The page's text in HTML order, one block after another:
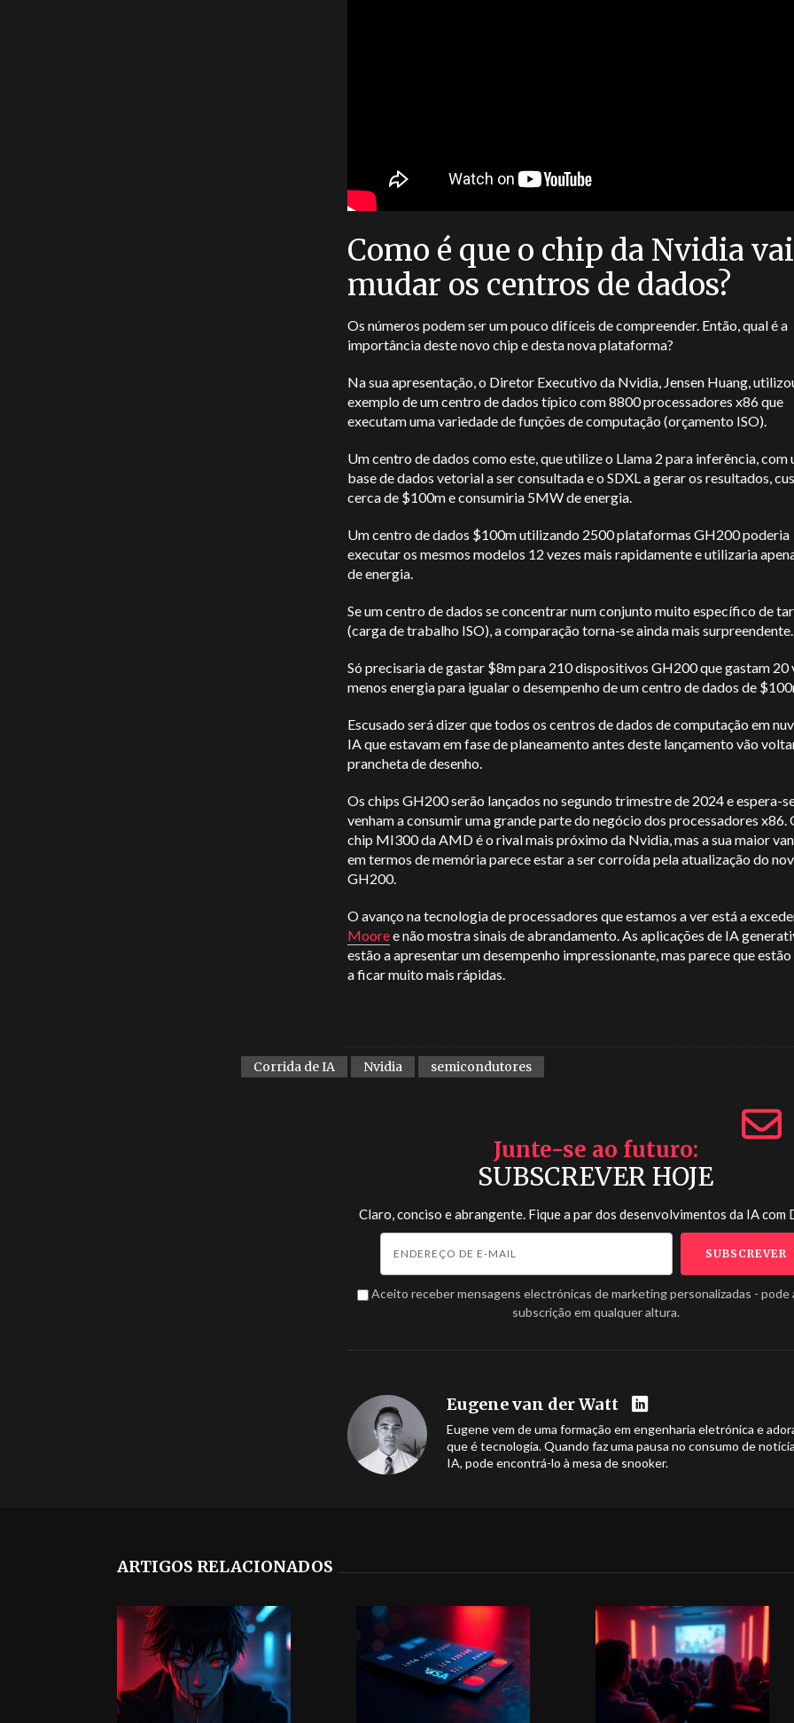
Como é que o chip da Nvidia vai
mudar os centros de dados?
Os números podem ser um pouco difíceis de compreender. Então, qual é a
importância deste novo chip e desta nova plataforma?
Na sua apresentação, o Diretor Executivo da Nvidia, Jensen Huang,
exemplo de um centro de dados típico com 8800 processadores x86 que
executam uma variedade de funções de computação (orçamento ISO).
Um centro de dados como este, que utilize o Llama 2 para inferência, com
base de dados vetorial a ser consultada e o SDXL a gerar os resultados,
cerca de $100m e consumiria 5MW de energia.
Um centro de dados $100m utilizando 2500 plataformas GH200 poderia
executar os mesmos modelos 12 vezes mais rapidamente e utilizaria
de energia.
Se um centro de dados se concentrar num conjunto muito específico de
(carga de trabalho ISO), a comparação torna-se ainda mais
Só precisaria de gastar $8m para 210 dispositivos GH200 que gastam 20
menos energia para igualar o desempenho de um centro de dados de
Escusado será dizer que todos os centros de dados de computação em
IA que estavam em fase de planeamento antes deste lançamento vão
prancheta de desenho.
Os chips GH200 serão lançados no segundo trimestre de 2024 e espera-
venham a consumir uma grande parte do negócio dos processadores x86.
chip MI300 da AMD é o rival mais próximo da Nvidia, mas a sua maior
em termos de memória parece estar a ser corroída pela atualização do
GH200.
O avanço na tecnologia de processadores que estamos a ver está a
Mooree não mostra sinais de abrandamento. As aplicações de IA
estão a apresentar um desempenho impressionante, mas parece que
a ficar muito mais rápidas.
Corrida de IA Nvidia semicondutores
Junte-se ao futuro
SUBSCREVER HOJE
Claro, conciso e abrangente. Fique a par dos desenvolvimentos da IA com
Aceito receber mensagens electrónicas de marketing personalizadas - pode
subscrição em qualquer altura.
Eugene van der Watt
Eugene vem de uma formação em engenharia eletrónica e
que é tecnologia. Quando faz uma pausa no consumo de
IA, pode encontrá-lo à mesa de snooker.
ARTIGOS RELACIONADOS